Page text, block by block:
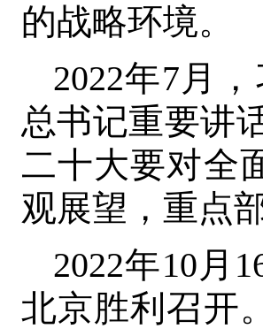
的战略环境。
2022年7月
总书记重要讲
二十大要对全
观展望，重点
2022年10月
北京胜利召开